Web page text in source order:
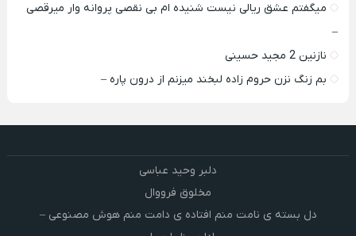
میگفتم عشق ریالی نیست شنیده ام بی نقصی پروانه وار میرقصی
–
نازنین 2 مجید حسینی
بم زنگ نزن حروم زاده لبخند میزنم از درون پاره –
دلبر وحید عباسی
مخلوق فرووال
دل بسته ی نامت منم افتاده ی دامت منم هوش مصنوعی –